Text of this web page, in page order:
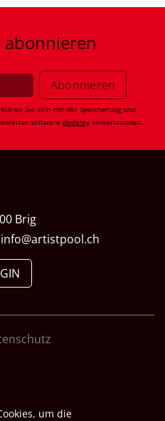
abonnieren
Sie sich mit der Speicherung und
Software dodeley einverstanden.
Brig
info@artistpool.ch
um die